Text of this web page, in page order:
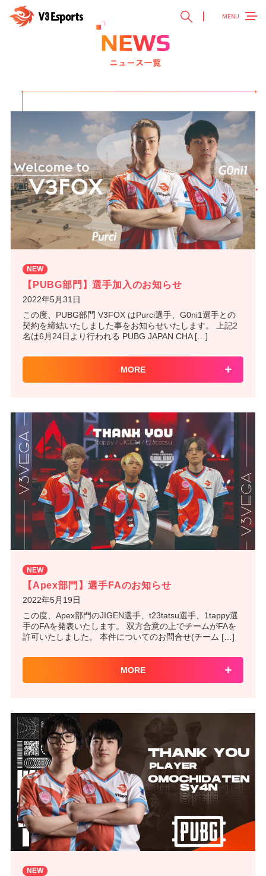
NEWS 最新ニュース ＞
TEAM チーム紹介 ＞
EVENT 参加大会情報 ＞
SPONSOR スポンサー ＞
MENU
NEW
【PUBG部門】選手加入のお知らせ
2022年5月31日
この度、PUBG部門 V3FOX はPurci選手、G0ni1選手との
契約を締結いたしました事をお知らせいたします。 上記2
名は6月24日より行われる PUBG JAPAN CHA […]
MORE
NEW
【Apex部門】選手FAのお知らせ
2022年5月19日
この度、Apex部門のJIGEN選手、t23tatsu選手、1tappy選
手のFAを発表いたします。 双方合意の上でチームがFAを
許可いたしました。 本件についてのお問合せ(チーム […]
MORE
NEW